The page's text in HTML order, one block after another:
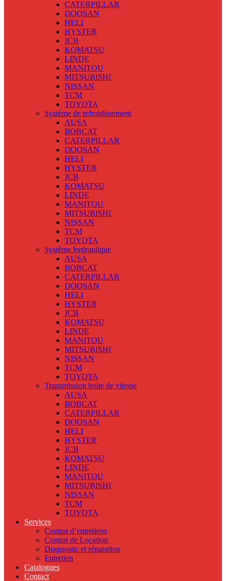
CATERPILLAR
DOOSAN
HELI
HYSTER
JCB
KOMATSU
LINDE
MANITOU
MITSUBISHI
NISSAN
TCM
TOYOTA
Système de refroidissement
AUSA
BOBCAT
CATERPILLAR
DOOSAN
HELI
HYSTER
JCB
KOMATSU
LINDE
MANITOU
MITSUBISHI
NISSAN
TCM
TOYOTA
Système hydraulique
AUSA
BOBCAT
CATERPILLAR
DOOSAN
HELI
HYSTER
JCB
KOMATSU
LINDE
MANITOU
MITSUBISHI
NISSAN
TCM
TOYOTA
Transmission boite de vitesse
AUSA
BOBCAT
CATERPILLAR
DOOSAN
HELI
HYSTER
JCB
KOMATSU
LINDE
MANITOU
MITSUBISHI
NISSAN
TCM
TOYOTA
Services
Contrat d’entretiens
Contrat de Location
Diagnostic et réparation
Entretien
Catalogues
Contact